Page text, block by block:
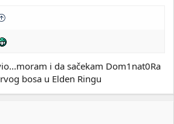
i da sačekam Dom1nat0Ra
bosa u Elden Ringu